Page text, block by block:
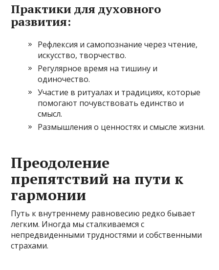
Практики для духовного
развития:
Рефлексия и самопознание через чтение,
искусство, творчество.
Регулярное время на тишину и
одиночество.
Участие в ритуалах и традициях, которые
помогают почувствовать единство и
смысл.
Размышления о ценностях и смысле жизни.
Преодоление
препятствий на пути к
гармонии
Путь к внутреннему равновесию редко бывает
легким. Иногда мы сталкиваемся с
непредвиденными трудностями и собственными
страхами.